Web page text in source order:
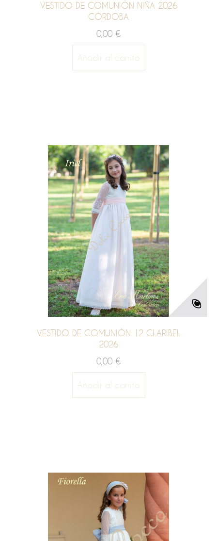
VESTIDO DE COMUNIÓN NIÑA 2026
CÓRDOBA
0,00 €
Añadir al carrito
VESTIDO DE COMUNIÓN 12 CLARIBEL
2026
0,00 €
Añadir al carrito